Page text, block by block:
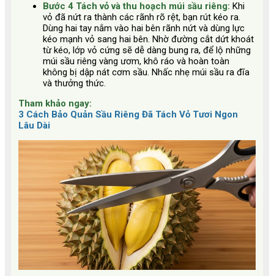
Bước 4 Tách vỏ và thu hoạch múi sầu riêng: Khi
vỏ đã nứt ra thành các rãnh rõ rệt, bạn rút kéo ra.
Dùng hai tay nắm vào hai bên rãnh nứt và dùng lực
kéo mạnh vỏ sang hai bên. Nhờ đường cắt dứt khoát
từ kéo, lớp vỏ cứng sẽ dễ dàng bung ra, để lộ những
múi sầu riêng vàng ươm, khô ráo và hoàn toàn
không bị dập nát cơm sầu. Nhấc nhẹ múi sầu ra đĩa
và thưởng thức.
Tham khảo ngay:
3 Cách Bảo Quản Sầu Riêng Đã Tách Vỏ Tươi Ngon
Lâu Dài